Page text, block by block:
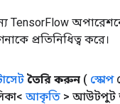
TensorFlow
প্রতিনিধিত্ব করে।
তৈরি করুন ( স্কোপ
আকৃতি > আউটপুট